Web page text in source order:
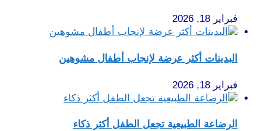
فبراير 18, 2026
البدينات أكثر عرضة لإنجاب أطفال مشوهين
فبراير 18, 2026
الرضاعة الطبيعية تجعل الطفل أكثر ذكاء